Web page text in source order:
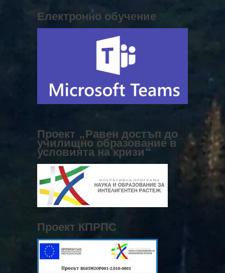
Електронно обучение
Проект „Равен достъп до
училищно образование в
условията на кризи“
Проект КПРПС